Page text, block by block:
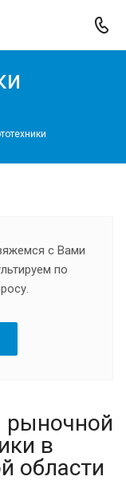
с Вами
по
рыночной
в
области